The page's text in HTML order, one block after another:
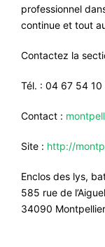
professionnel
continue et tout
Contactez la
Tél. : 04 67 54
Contact :
Site : http://
Enclos des lys,
585 rue de
34090 Montpellier